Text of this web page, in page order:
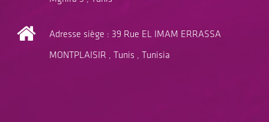
Adresse siège : 39 Rue EL IMAM ERRASSA
MONTPLAISIR , Tunis , Tunisia